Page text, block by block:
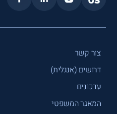
צור קשר
דרושים (אנגלית)
עדכונים
המאגר המשפטי